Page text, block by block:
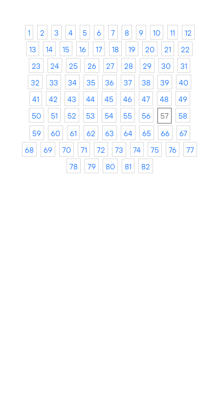
1 2 3 4 5 6 7 8 9 10 11
12
13
14 15 16 17 18 19 20 21
22
23
24 25 26 27 28 29 30
31
32
33 34 35 36 37 38 39
40
41
42 43 44 45 46 47 48
49
50
51 52 53 54 55 56 57
58
59
60 61 62 63 64 65 66
67
68
69 70 71 72 73 74 75 76
77
78
79 80 81 82